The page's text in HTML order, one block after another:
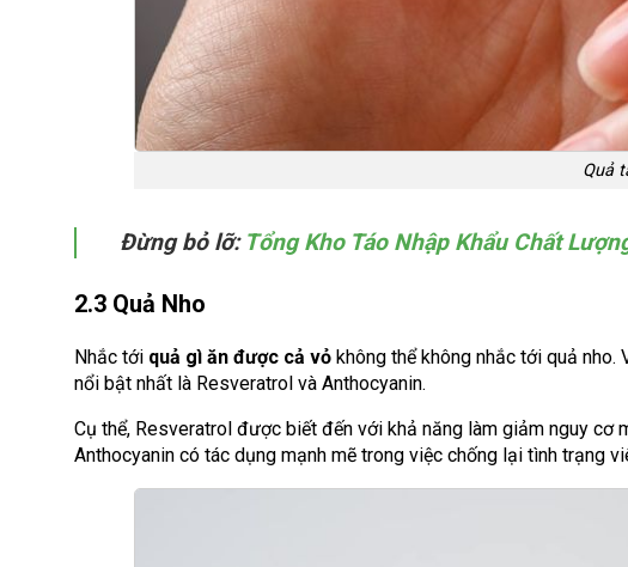
Quả
Đừng bỏ lỡ: Tổng Kho Táo Nhập Khẩu Chất
2.3 Quả Nho
Nhắc tới quả gì ăn được cả vỏ không thể không nhắc tới quả
nổi bật nhất là Resveratrol và Anthocyanin.
Cụ thể, Resveratrol được biết đến với khả năng làm giảm nguy cơ
Anthocyanin có tác dụng mạnh mẽ trong việc chống lại tình trạng